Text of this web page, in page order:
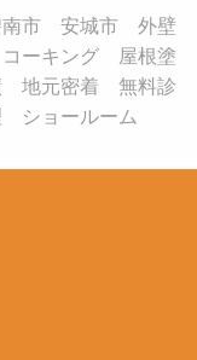
市 安城市 外壁
ーキング 屋根塗
元密着 無料診
ショールーム